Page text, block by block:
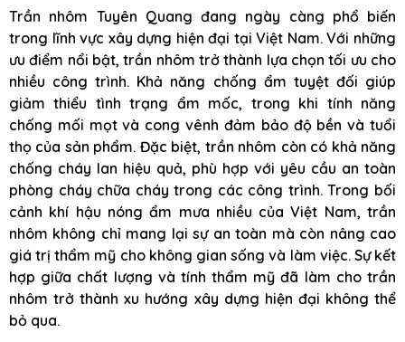
Trần nhôm Tuyên Quang đang ngày càng phổ biến
trong lĩnh vực xây dựng hiện đại tại Việt Nam. Với những
ưu điểm nổi bật, trần nhôm trở thành lựa chọn tối ưu cho
nhiều công trình. Khả năng chống ẩm tuyệt đối giúp
giảm thiểu tình trạng ẩm mốc, trong khi tính năng
chống mối mọt và cong vênh đảm bảo độ bền và tuổi
thọ của sản phẩm. Đặc biệt, trần nhôm còn có khả năng
chống cháy lan hiệu quả, phù hợp với yêu cầu an toàn
phòng cháy chữa cháy trong các công trình. Trong bối
cảnh khí hậu nóng ẩm mưa nhiều của Việt Nam, trần
nhôm không chỉ mang lại sự an toàn mà còn nâng cao
giá trị thẩm mỹ cho không gian sống và làm việc. Sự kết
hợp giữa chất lượng và tính thẩm mỹ đã làm cho trần
nhôm trở thành xu hướng xây dựng hiện đại không thể
bỏ qua.